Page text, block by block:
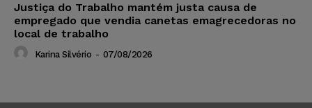
Justiça do Trabalho mantém justa causa de
empregado que vendia canetas emagrecedoras no
local de trabalho
Karina Silvério - 07/08/2026